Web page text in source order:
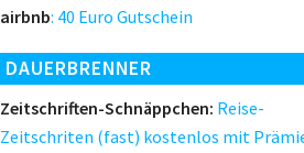
airbnb: 40 Euro Gutschein
DAUERBRENNER
Zeitschriften-Schnäppchen: Reise-
Zeitschriten (fast) kostenlos mit